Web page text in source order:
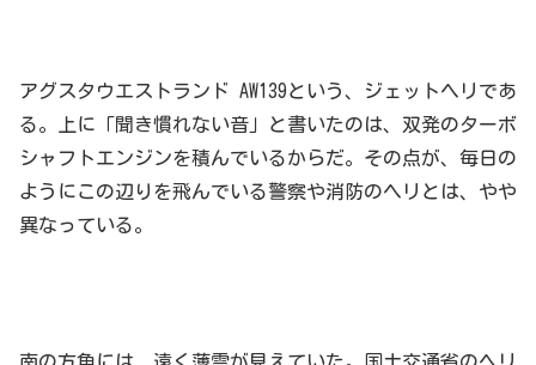
アグスタウエストランド AW139という、ジェットヘリであ
る。上に「聞き慣れない音」と書いたのは、双発のターボ
シャフトエンジンを積んでいるからだ。その点が、毎日の
ようにこの辺りを飛んでいる警察や消防のヘリとは、やや
異なっている。
南の方角には、遠く薄雲が見えていた。国土交通省のヘリ